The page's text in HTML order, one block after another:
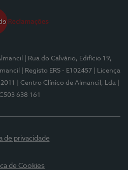
| Rua do Calvário, Edifício 19,
| Registo ERS - E102457
| Licença
| Centro Clínico de Almancil, Lda
638 161
de privacidade
de Cookies